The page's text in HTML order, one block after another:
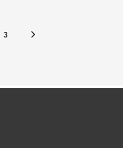
信念——AI將成為推動
3